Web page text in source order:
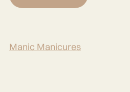
Manic Manicures